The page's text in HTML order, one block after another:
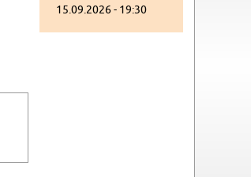
15.09.2026 - 19:30